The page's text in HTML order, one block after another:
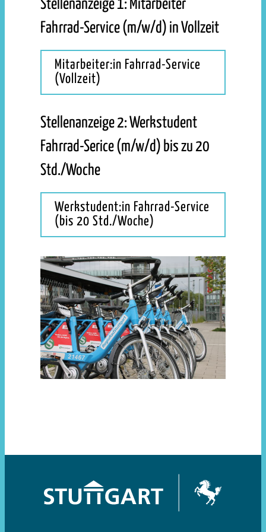
Stellenanzeige 1: Mitarbeiter
Fahrrad-Service (m/w/d) in Vollzeit
Mitarbeiter:in Fahrrad-Service
(Vollzeit)
Stellenanzeige 2: Werkstudent
Fahrrad-Serice (m/w/d) bis zu 20
Std./Woche
Werkstudent:in Fahrrad-Service
(bis 20 Std./Woche)